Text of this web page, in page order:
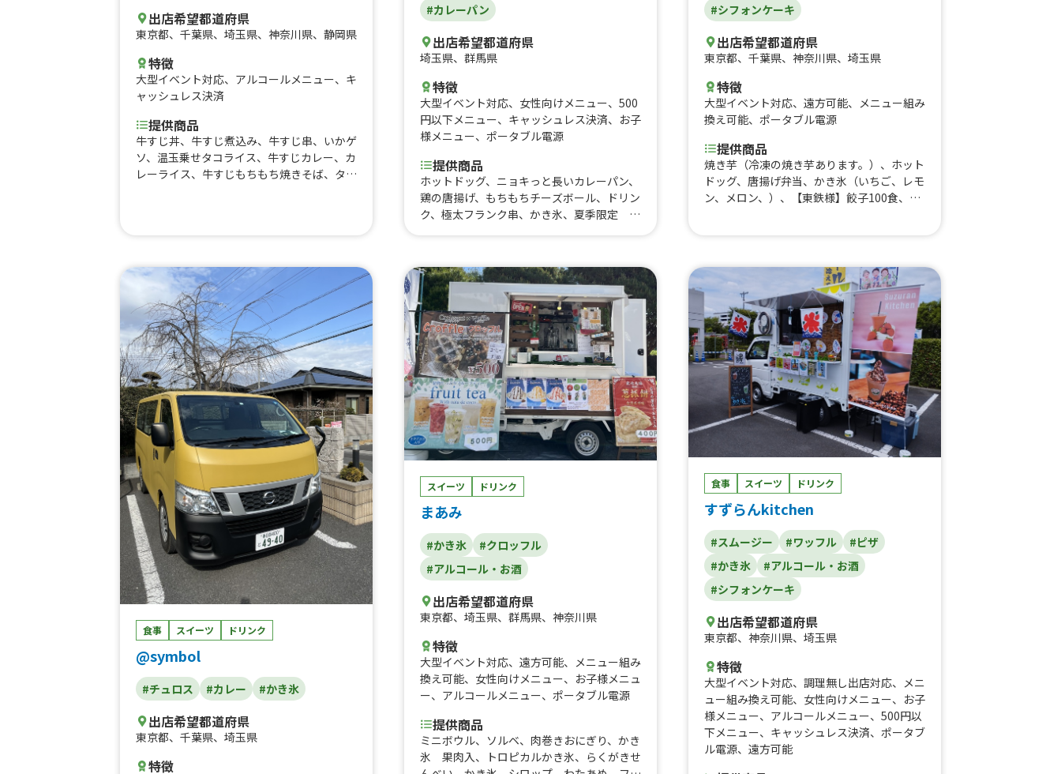
出店希望都道府県
東京都、 千葉県、 埼玉県、 神奈川県、 静岡県
特徴
大型イベント対応、 アルコールメニュー、 キ
ャッシュレス決済
提供商品
牛すじ丼、牛すじ煮込み、牛すじ串、いかゲ
ソ、温玉乗せタコライス、牛すじカレー、カ
レーライス、牛すじもちもち焼きそば、タコ
#カレーパン
出店希望都道府県
埼玉県、 群馬県
特徴
大型イベント対応、 女性向けメニュー、 500
円以下メニュー、 キャッシュレス決済、 お子
様メニュー、 ポータブル電源
提供商品
ホットドッグ、ニョキっと長いカレーパン、
鶏の唐揚げ、もちもちチーズボール、ドリン
ク、極太フランク串、かき氷、夏季限定 冷
#シフォンケーキ
出店希望都道府県
東京都、 千葉県、 神奈川県、 埼玉県
特徴
大型イベント対応、 遠方可能、
メニュー組み
換え可能、 ポータブル電源
提供商品
焼き芋（冷凍の焼き芋あります。）、ホット
ドッグ、唐揚げ弁当、かき氷（いちご、レモ
ン、メロン、）、【東鉄様】餃子100食、唐
げ5個、餃子、シラスフランク、フライドポ
テト、ドリンク,、ドリンク,、冷凍シフォン
ケーキ、チョコバナナ、林檎飴
食事 スイーツ ドリンク
@symbol
#チュロス #カレー #かき氷
出店希望都道府県
東京都、 千葉県、 埼玉県
特徴
スイーツ ドリンク
まあみ
#かき氷
#クロッフル
#アルコール・お酒
出店希望都道府県
東京都、 埼玉県、 群馬県、 神奈川県
特徴
大型イベント対応、 遠方可能、
メニュー組み
換え可能、 女性向けメニュー、 お子様メニュ
ー、 アルコールメニュー、 ポータブル電源
提供商品
ミニボウル、ソルベ、肉巻きおにぎり、かき
氷 果肉入、トロピカルかき氷、らくがきせ
食事 スイーツ ドリンク
すずらんkitchen
#スムージー #ワッフル
#ピザ
#かき氷
#アルコール・お酒
#シフォンケーキ
出店希望都道府県
東京都、 神奈川県、 埼玉県
特徴
大型イベント対応、 調理無し出店対応、 メニ
ュー組み換え可能、 女性向けメニュー、 お子
様メニュー、 アルコールメニュー、 500円以
下メニュー、 キャッシュレス決済、 ポータブ
ル電源、 遠方可能